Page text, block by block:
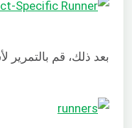
بعد ذلك، قم